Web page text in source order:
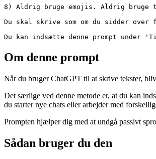
8) Aldrig bruge emojis. Aldrig bruge
Du skal skrive som om du sidder
Du kan indsætte denne prompt under
Om denne prompt
Når du bruger ChatGPT til at skrive tekster,
Det særlige ved denne metode er, at du kan
du starter nye chats eller arbejder med
Prompten hjælper dig med at undgå passivt
Sådan bruger du den